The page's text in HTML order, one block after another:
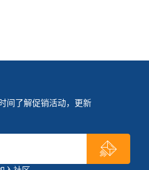
间了解促销活动，更新